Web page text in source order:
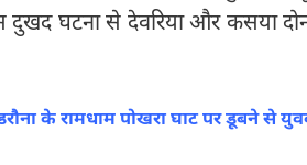
घटना से देवरिया और कसया
के रामधाम पोखरा घाट पर डूबने से